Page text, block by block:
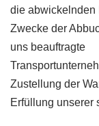
die abwickelnden
Zwecke der
uns beauftragte
Zustellung der
Erfüllung unserer